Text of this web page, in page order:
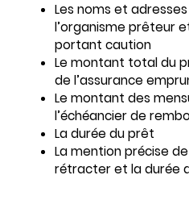
Les noms et
l’organisme prêteur
portant caution
Le montant total du
de l’assurance
Le montant des
l’échéancier de
La durée du prêt
La mention précise
rétracter et la durée